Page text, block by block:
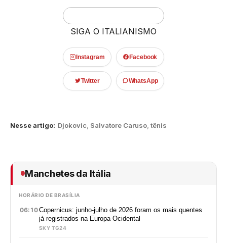
SIGA O ITALIANISMO
Instagram Facebook
Twitter WhatsApp
Nesse artigo: Djokovic Salvatore Caruso tênis
Manchetes da Itália
HORÁRIO DE BRASÍLIA
06:10Copernicus: junho-julho de 2026 foram os mais quentes
já registrados na Europa Ocidental
SKY TG24